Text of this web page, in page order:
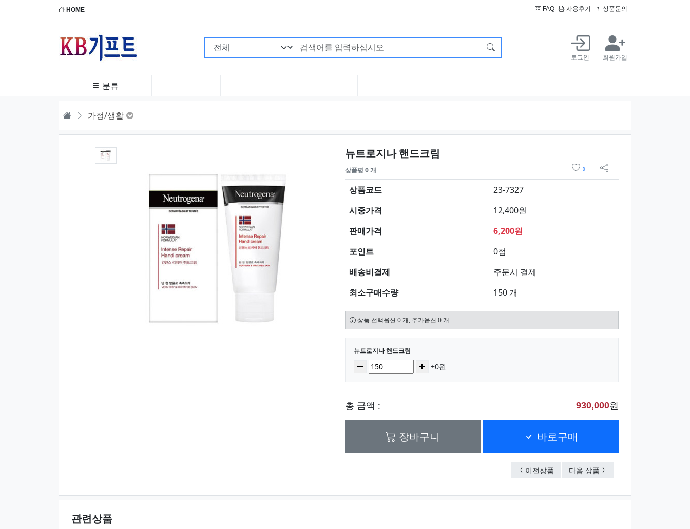
HOME FAQ 사용후기 상품문의
검색어 필수
로그인 회원가입
분류
HOME 가정/생활
뉴트로지나 핸드크림
상품평 0 개 0
sns 공유
상품코드
23-7327
시중가격
12,400원
판매가격
6,200원
포인트
0점
배송비결제
주문시 결제
최소구매수량
150 개
상품 선택옵션 0 개, 추가옵션 0 개
선택된 옵션
뉴트로지나 핸드크림
수량감소 증가+0원
총 금액 : 930,000원
장바구니 바로구매
이전상품 뉴트로지나 풋크림
다음 상품 더블유드레스룸 핸드크림
관련상품